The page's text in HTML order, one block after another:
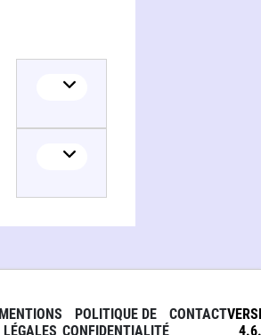
MENTIONS
LÉGALES
POLITIQUE DE
CONFIDENTIALITÉ
CONTACT